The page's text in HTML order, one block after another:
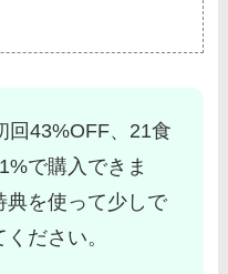
回43%OFF、21食
で購入できま
典を使って少しで
ださい。